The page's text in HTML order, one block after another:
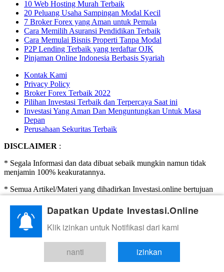
10 Web Hosting Murah Terbaik
20 Peluang Usaha Sampingan Modal Kecil
7 Broker Forex yang Aman untuk Pemula
Cara Memilih Asuransi Pendidikan Terbaik
Cara Memulai Bisnis Properti Tanpa Modal
P2P Lending Terbaik yang terdaftar OJK
Pinjaman Online Indonesia Berbasis Syariah
Kontak Kami
Privacy Policy
Broker Forex Terbaik 2022
Pilihan Investasi Terbaik dan Terpercaya Saat ini
Investasi Yang Aman Dan Menguntungkan Untuk Masa
Depan
Perusahaan Sekuritas Terbaik
DISCLAIMER :
* Segala Informasi dan data dibuat sebaik mungkin namun tidak
menjamin 100% keakuratannya.
* Semua Artikel/Materi yang dihadirkan Investasi.online bertujuan
hanya untuk edukasi.
* Investasi.Online Tidak menghimpun dana, tidak mengajak
ataupun mengharuskan untuk berinvestasi. Investasi adalah
beresiko, segala keputusan dan kerugian adalah tanggung jawab
Anda (pengunjung/pembaca) sendiri.
Dapatkan Update Investasi.Online
Klik izinkan untuk Notifikasi dari kami
nanti izinkan